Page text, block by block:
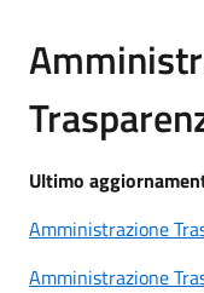
Ultimo
Amministrazione
Amministrazione